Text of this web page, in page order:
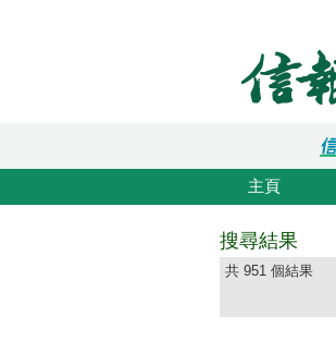
主頁
搜尋結果
共 951 個結果